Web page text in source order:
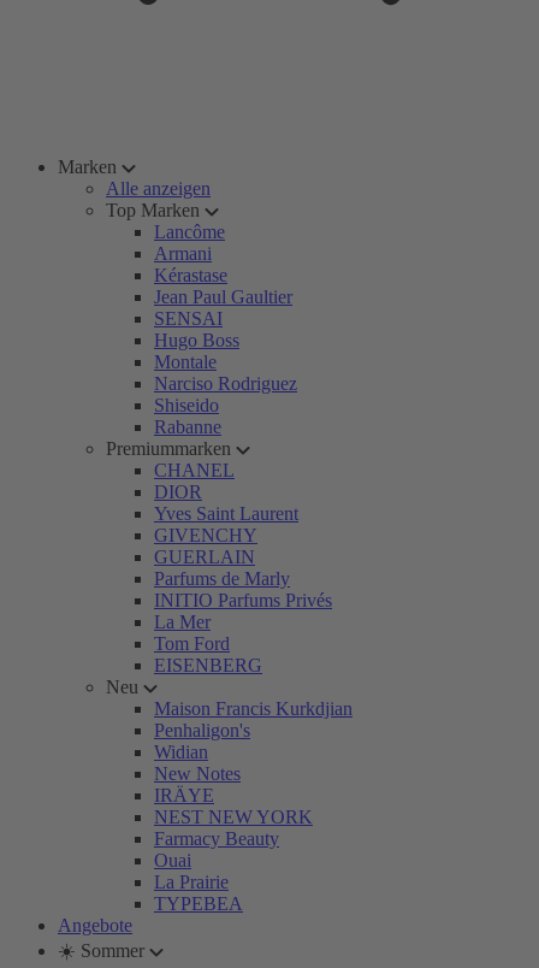
Marken
Alle anzeigen
Top Marken
Lancôme
Armani
Kérastase
Jean Paul Gaultier
SENSAI
Hugo Boss
Montale
Narciso Rodriguez
Shiseido
Rabanne
Premiummarken
CHANEL
DIOR
Yves Saint Laurent
GIVENCHY
GUERLAIN
Parfums de Marly
INITIO Parfums Privés
La Mer
Tom Ford
EISENBERG
Neu
Maison Francis Kurkdjian
Penhaligon's
Widian
New Notes
IRÄYE
NEST NEW YORK
Farmacy Beauty
Ouai
La Prairie
TYPEBEA
Angebote
☀️ Sommer